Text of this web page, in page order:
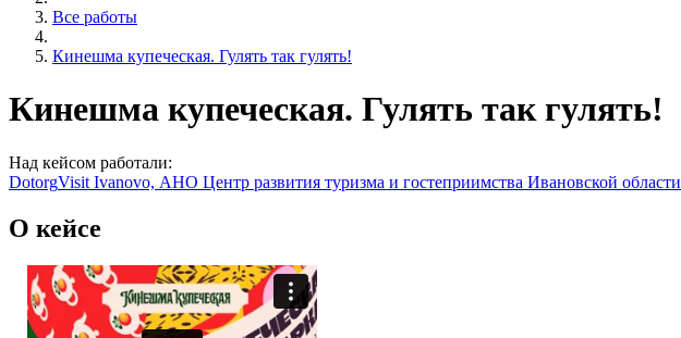
Все работы
Кинешма купеческая. Гулять так гулять!
Кинешма купеческая. Гулять так гулять!
Над кейсом работали:
DotorgVisit Ivanovo, АНО Центр развития туризма и гостеприимства Ивановской области
О кейсе